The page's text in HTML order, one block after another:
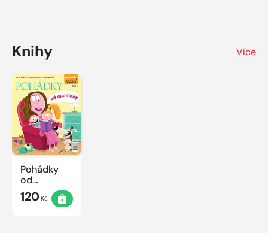
Knihy Více
Pohádky
od
maminky
120Kč